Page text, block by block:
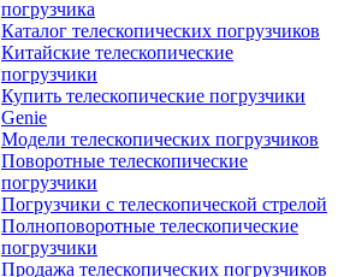
погрузчика
Каталог телескопических погрузчиков
Китайские телескопические
погрузчики
Купить телескопические погрузчики
Genie
Модели телескопических погрузчиков
Поворотные телескопические
погрузчики
Погрузчики с телескопической стрелой
Полноповоротные телескопические
погрузчики
Продажа телескопических погрузчиков